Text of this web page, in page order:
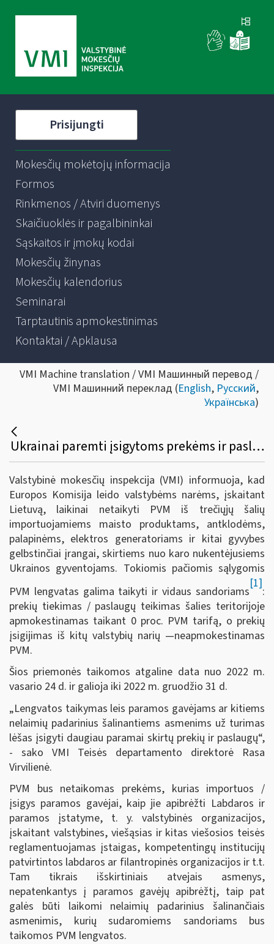
Prisijungti
Mokesčių mokėtojų informacija
Formos
Rinkmenos / Atviri duomenys
Skaičiuoklės ir pagalbininkai
Sąskaitos ir įmokų kodai
Mokesčių žinynas
Mokesčių kalendorius
Seminarai
Tarptautinis apmokestinimas
Kontaktai / Apklausa
VMI Machine translation / VMI Машинный перевод /
VMI Машинний переклад (English, Русский,
Українська)
Ukrainai paremti įsigytoms prekėms ir paslaugoms — PVM lengvata
Valstybinė mokesčių inspekcija (VMI) informuoja, kad
Europos Komisija leido valstybėms narėms, įskaitant
Lietuvą, laikinai netaikyti PVM iš trečiųjų šalių
importuojamiems maisto produktams, antklodėms,
palapinėms, elektros generatoriams ir kitai gyvybes
gelbstinčiai įrangai, skirtiems nuo karo nukentėjusiems
Ukrainos gyventojams. Tokiomis pačiomis sąlygomis
PVM lengvatas galima taikyti ir vidaus sandoriams
[1]
:
prekių tiekimas / paslaugų teikimas šalies teritorijoje
apmokestinamas taikant 0 proc. PVM tarifą, o prekių
įsigijimas iš kitų valstybių narių —neapmokestinamas
PVM.
Šios priemonės taikomos atgaline data nuo 2022 m.
vasario 24 d. ir galioja iki 2022 m. gruodžio 31 d.
„Lengvatos taikymas leis paramos gavėjams ar kitiems
nelaimių padarinius šalinantiems asmenims už turimas
lėšas įsigyti daugiau paramai skirtų prekių ir paslaugų“,
- sako VMI Teisės departamento direktorė Rasa
Virvilienė.
PVM bus netaikomas prekėms, kurias importuos /
įsigys paramos gavėjai, kaip jie apibrėžti Labdaros ir
paramos įstatyme, t. y. valstybinės organizacijos,
įskaitant valstybines, viešąsias ir kitas viešosios teisės
reglamentuojamas įstaigas, kompetentingų institucijų
patvirtintos labdaros ar filantropinės organizacijos ir t.t.
Tam tikrais išskirtiniais atvejais asmenys,
nepatenkantys į paramos gavėjų apibrėžtį, taip pat
galės būti laikomi nelaimių padarinius šalinančiais
asmenimis, kurių sudaromiems sandoriams bus
taikomos PVM lengvatos.